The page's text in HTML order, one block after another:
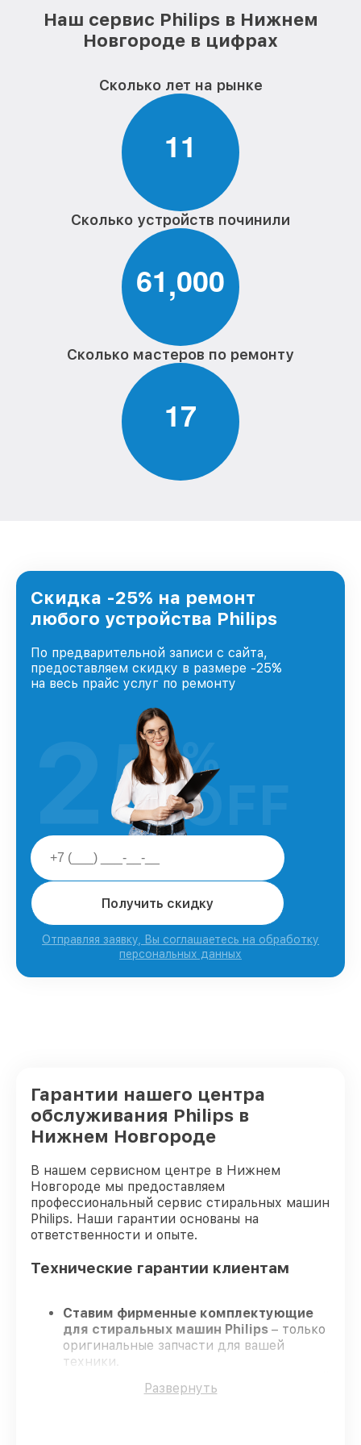
Наш сервис Philips в Нижнем
Новгороде в цифрах
Сколько лет на рынке
11
Сколько устройств починили
61,000
Сколько мастеров по ремонту
17
Скидка -25% на ремонт
любого устройства Philips
По предварительной записи с сайта,
предоставляем скидку в размере -25%
на весь прайс услуг по ремонту
Получить скидку
Отправляя заявку, Вы соглашаетесь на обработку
персональных данных
25%
OFF
Гарантии нашего центра
обслуживания Philips в
Нижнем Новгороде
В нашем сервисном центре в Нижнем
Новгороде мы предоставляем
профессиональный сервис стиральных машин
Philips. Наши гарантии основаны на
ответственности и опыте.
Технические гарантии клиентам
Ставим фирменные комплектующие
для стиральных машин Philips – только
оригинальные запчасти для вашей
техники.
отбор, что подтверждает качество и
Развернуть